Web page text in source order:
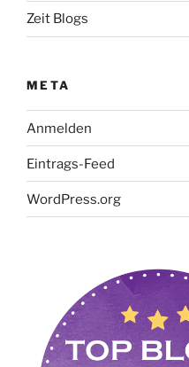
Zeit Blogs
META
Anmelden
Eintrags-Feed
WordPress.org